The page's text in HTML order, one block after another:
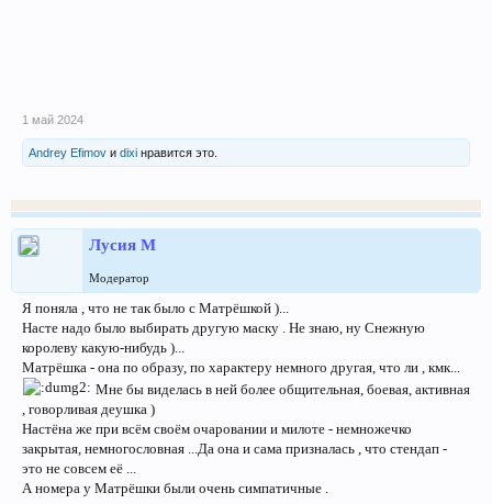
1 май 2024
Andrey Efimov и dixi нравится это.
Лусия М
Модератор
Я поняла , что не так было с Матрёшкой )...
Насте надо было выбирать другую маску . Не знаю, ну Снежную
королеву какую-нибудь )...
Матрёшка - она по образу, по характеру немного другая, что ли , кмк...
Мне бы виделась в ней более общительная, боевая, активная
, говорливая деушка )
Настёна же при всём своём очаровании и милоте - немножечко
закрытая, немногословная ...Да она и сама призналась , что стендап -
это не совсем её ...
А номера у Матрёшки были очень симпатичные .